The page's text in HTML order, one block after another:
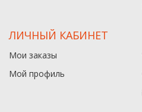
ЛИЧНЫЙ КАБИНЕТ
Мои заказы
Мой профиль